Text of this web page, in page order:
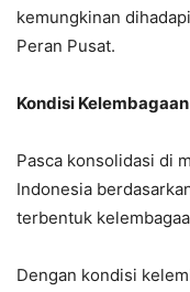
kemungkinan
Peran Pusat.
Kondisi Kelembagaan
Pasca konsolidasi di
Indonesia
terbentuk
Dengan kondisi